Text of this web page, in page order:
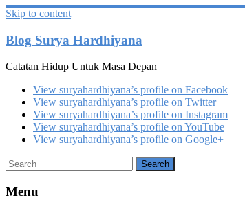
Skip to content
Blog Surya Hardhiyana
Catatan Hidup Untuk Masa Depan
View suryahardhiyana’s profile on Facebook
View suryahardhiyana’s profile on Twitter
View suryahardhiyana’s profile on Instagram
View suryahardhiyana’s profile on YouTube
View suryahardhiyana’s profile on Google+
Menu